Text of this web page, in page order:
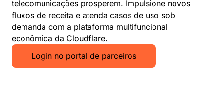
telecomunicações prosperem. Impulsione novos
fluxos de receita e atenda casos de uso sob
demanda com a plataforma multifuncional
econômica da Cloudflare.
Login no portal de parceiros